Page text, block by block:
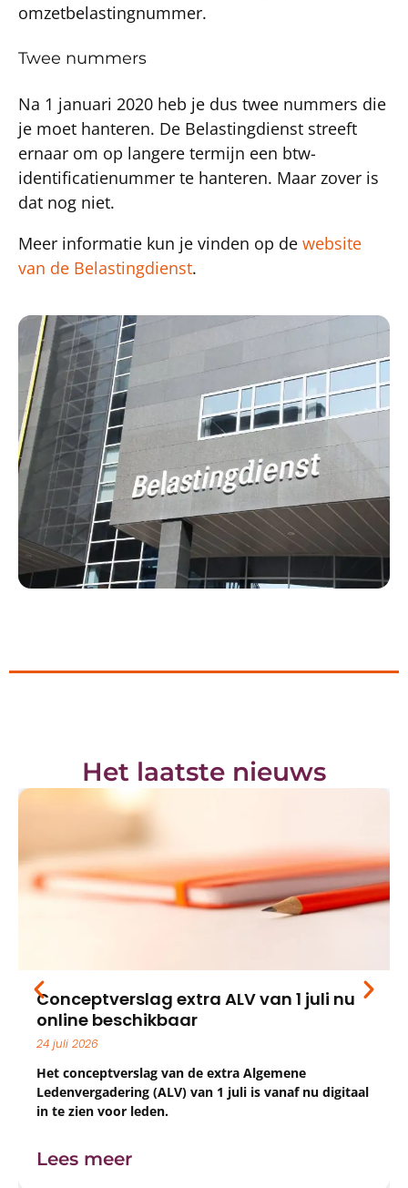
omzetbelastingnummer.
Twee nummers
Na 1 januari 2020 heb je dus twee nummers die
je moet hanteren. De Belastingdienst streeft
ernaar om op langere termijn een btw-
identificatienummer te hanteren. Maar zover is
dat nog niet.
Meer informatie kun je vinden op de website
van de Belastingdienst.
Het laatste nieuws
Conceptverslag extra ALV van 1 juli nu
online beschikbaar
24 juli 2026
Het conceptverslag van de extra Algemene
Ledenvergadering (ALV) van 1 juli is vanaf nu digitaal
in te zien voor leden.
Lees meer